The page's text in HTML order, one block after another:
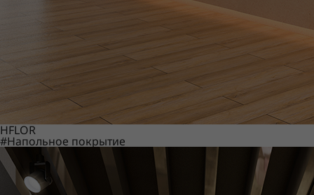
HFLOR
#Напольное покрытие